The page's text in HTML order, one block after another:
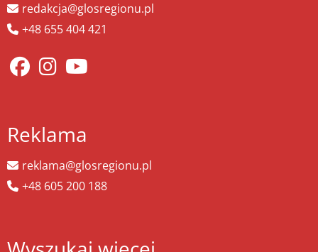
redakcja@glosregionu.pl
+48 655 404 421
Reklama
reklama@glosregionu.pl
+48 605 200 188